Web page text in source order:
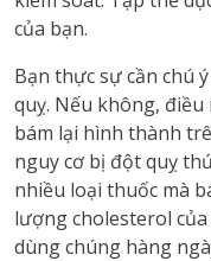
của bạn.
Bạn thực sự cần chú
quỵ. Nếu không, điều
bám lại hình thành
nguy cơ bị đột quỵ
nhiều loại thuốc mà
lượng cholesterol
dùng chúng hàng